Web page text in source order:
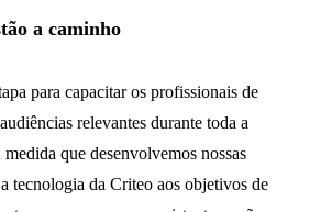
a caminho
para capacitar os profissionais de
relevantes durante toda a
que desenvolvemos nossas
tecnologia da Criteo aos objetivos de